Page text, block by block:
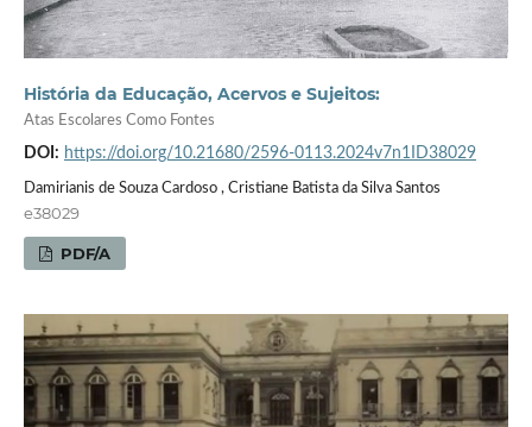
História da Educação, Acervos e Sujeitos:
Atas Escolares Como Fontes
DOI: https://doi.org/10.21680/2596-0113.2024v7n1ID38029
Damirianis de Souza Cardoso , Cristiane Batista da Silva Santos
e38029
PDF/A